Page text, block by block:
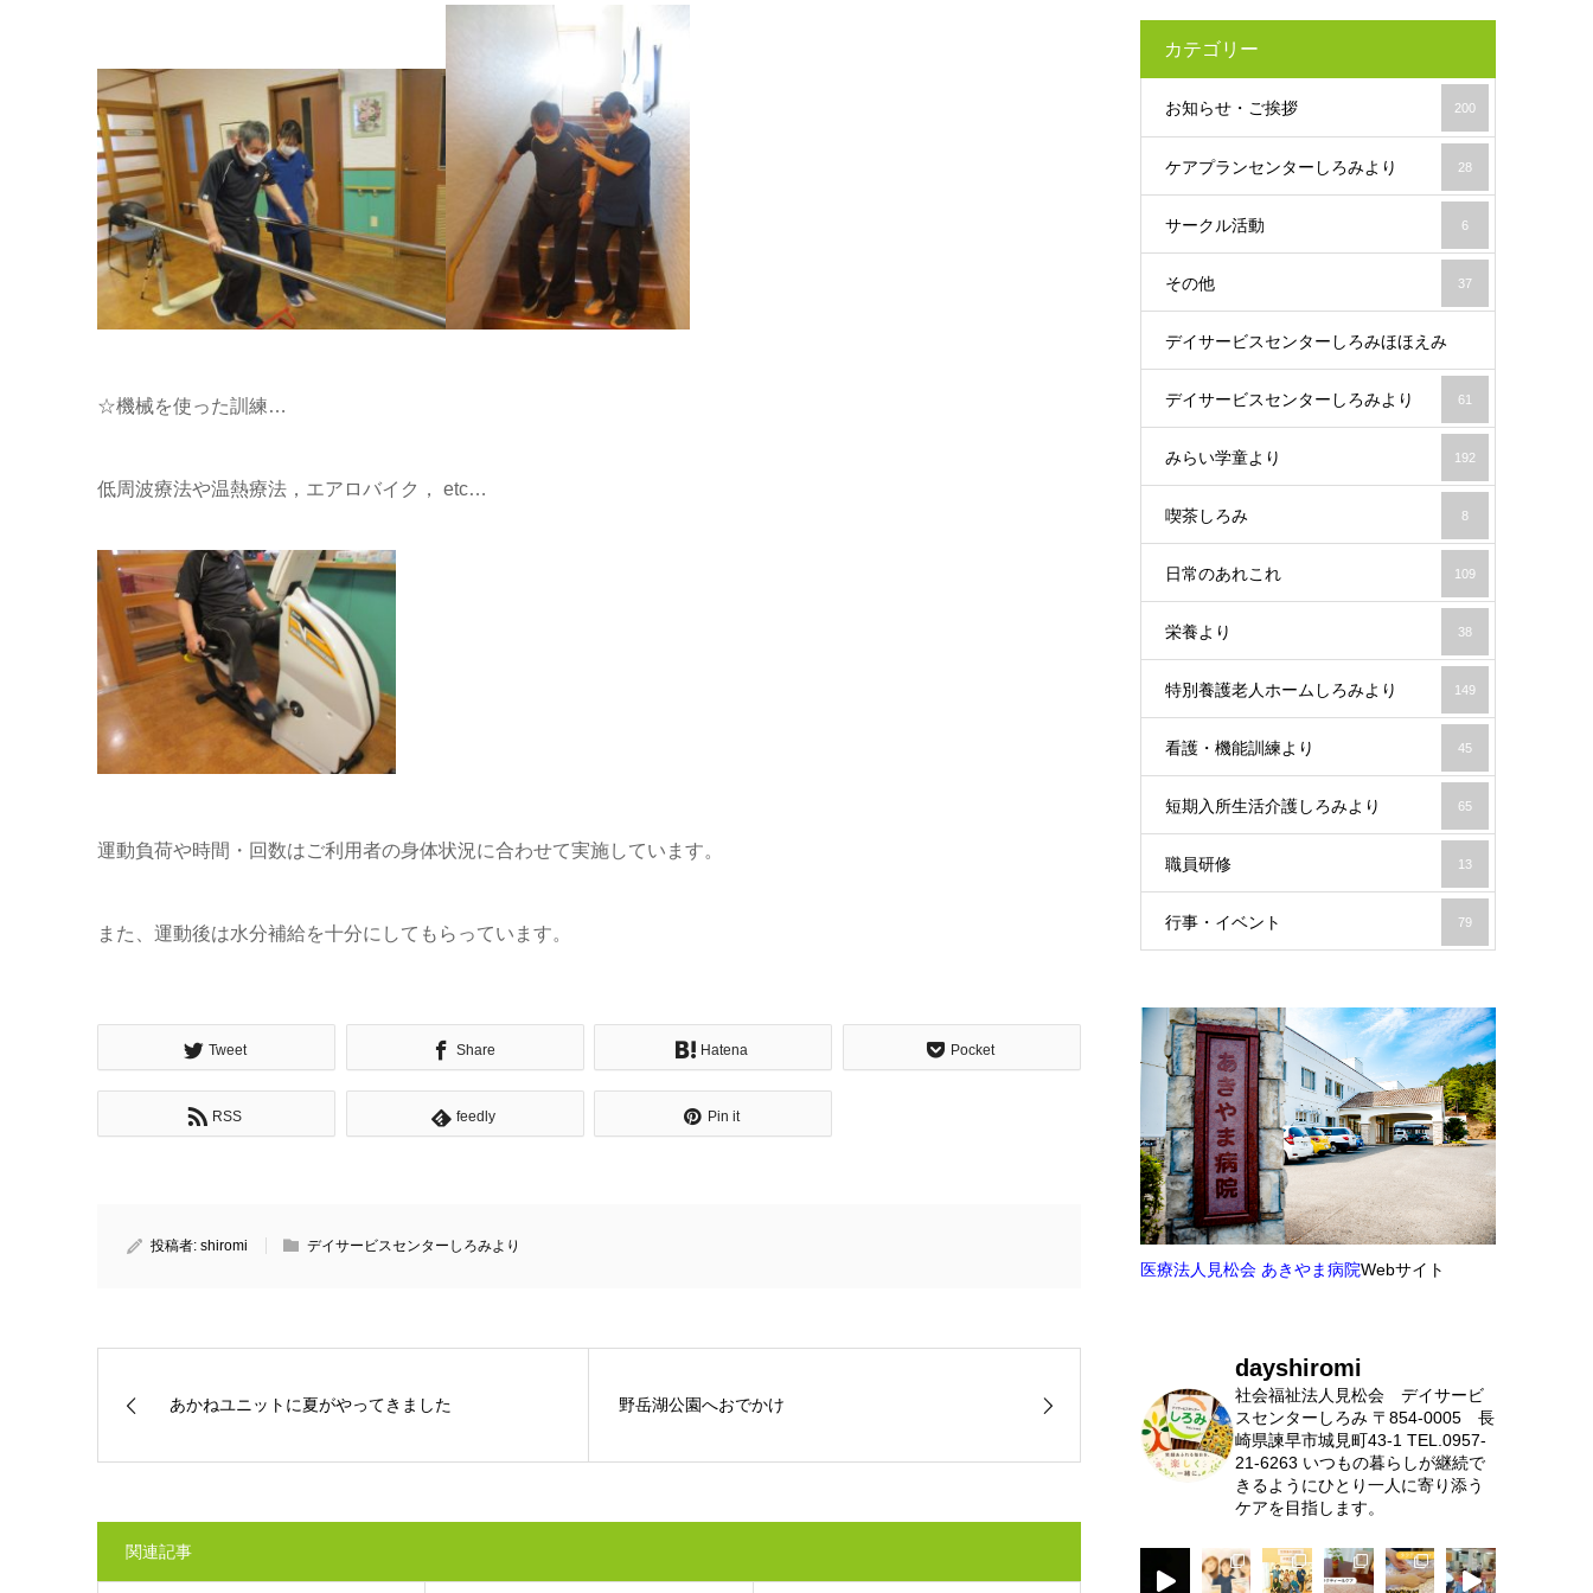
☆機械を使った訓練…
低周波療法や温熱療法，エアロバイク， etc…
運動負荷や時間・回数はご利用者の身体状況に合わせて実施しています。
また、運動後は水分補給を十分にしてもらっています。
Tweet Share Hatena Pocket
RSS feedly Pin it
投稿者: shiromi デイサービスセンターしろみより
あかねユニットに夏がやってきました 野岳湖公園へおでかけ
関連記事
カテゴリー
お知らせ・ご挨拶 200
ケアプランセンターしろみより 28
サークル活動 6
その他 37
デイサービスセンターしろみほほえみ
19
デイサービスセンターしろみより 61
みらい学童より 192
喫茶しろみ 8
日常のあれこれ 109
栄養より 38
特別養護老人ホームしろみより 149
看護・機能訓練より 45
短期入所生活介護しろみより 65
職員研修 13
行事・イベント 79
医療法人見松会 あきやま病院Webサイト
dayshiromi
社会福祉法人見松会 デイサービ
スセンターしろみ 〒854-0005 長
崎県諫早市城見町43-1 TEL.0957-
21-6263 いつもの暮らしが継続で
きるようにひとり一人に寄り添う
ケアを目指します。